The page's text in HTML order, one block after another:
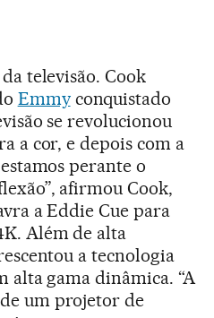
televisão. Cook
Emmyconquistado
se revolucionou
a cor, e depois com a
perante o
afirmou Cook,
a Eddie Cue para
Além de alta
a tecnologia
alta gama dinâmica. “A
um projetor de